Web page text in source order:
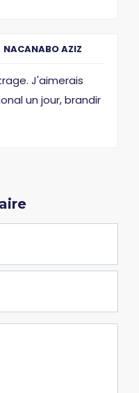
NACANABO AZIZ
J'aimerais
un jour, brandir